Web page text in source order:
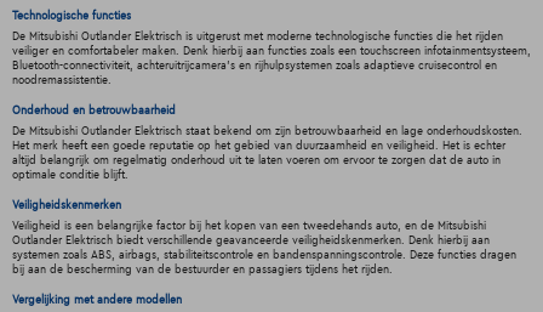
Technologische functies
De Mitsubishi Outlander Elektrisch is uitgerust met moderne technologische functies die het rijden
veiliger en comfortabeler maken. Denk hierbij aan functies zoals een touchscreen infotainmentsysteem,
Bluetooth-connectiviteit, achteruitrijcamera's en rijhulpsystemen zoals adaptieve cruisecontrol en
noodremassistentie.
Onderhoud en betrouwbaarheid
De Mitsubishi Outlander Elektrisch staat bekend om zijn betrouwbaarheid en lage onderhoudskosten.
Het merk heeft een goede reputatie op het gebied van duurzaamheid en veiligheid. Het is echter
altijd belangrijk om regelmatig onderhoud uit te laten voeren om ervoor te zorgen dat de auto in
optimale conditie blijft.
Veiligheidskenmerken
Veiligheid is een belangrijke factor bij het kopen van een tweedehands auto, en de Mitsubishi
Outlander Elektrisch biedt verschillende geavanceerde veiligheidskenmerken. Denk hierbij aan
systemen zoals ABS, airbags, stabiliteitscontrole en bandenspanningscontrole. Deze functies dragen
bij aan de bescherming van de bestuurder en passagiers tijdens het rijden.
Vergelijking met andere modellen